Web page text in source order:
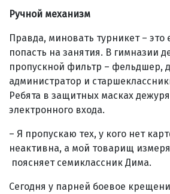
Ручной механизм
Правда, миновать турникет – это
попасть на занятия. В гимназии
пропускной фильтр – фельдшер,
администратор и
Ребята в защитных масках
электронного входа.
– Я пропускаю тех, у кого нет
неактивна, а мой товарищ
поясняет семиклассник Дима.
Сегодня у парней боевое